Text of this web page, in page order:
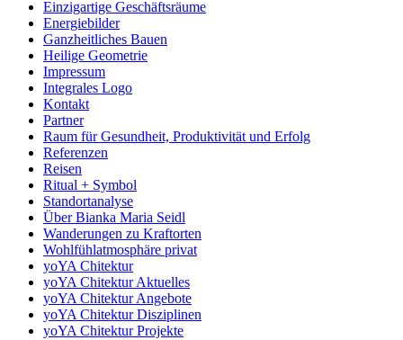
Einzigartige Geschäftsräume
Energiebilder
Ganzheitliches Bauen
Heilige Geometrie
Impressum
Integrales Logo
Kontakt
Partner
Raum für Gesundheit, Produktivität und Erfolg
Referenzen
Reisen
Ritual + Symbol
Standortanalyse
Über Bianka Maria Seidl
Wanderungen zu Kraftorten
Wohlfühlatmosphäre privat
yoYA Chitektur
yoYA Chitektur Aktuelles
yoYA Chitektur Angebote
yoYA Chitektur Disziplinen
yoYA Chitektur Projekte